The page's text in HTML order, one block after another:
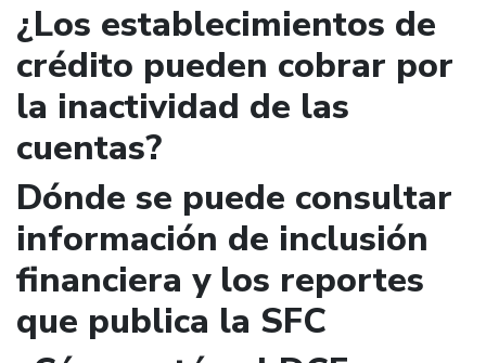
¿Los establecimientos de
crédito pueden cobrar por
la inactividad de las
cuentas?
Dónde se puede consultar
información de inclusión
financiera y los reportes
que publica la SFC